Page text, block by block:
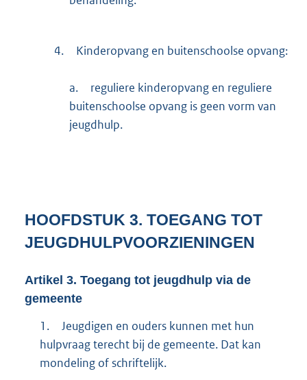
4. Kinderopvang en buitenschoolse opvang:
a.
reguliere kinderopvang en reguliere
buitenschoolse opvang is geen vorm van
jeugdhulp.
HOOFDSTUK 3. TOEGANG TOT
JEUGDHULPVOORZIENINGEN
Artikel 3. Toegang tot jeugdhulp via de
gemeente
1.
Jeugdigen en ouders kunnen met hun
hulpvraag terecht bij de gemeente. Dat kan
mondeling of schriftelijk.